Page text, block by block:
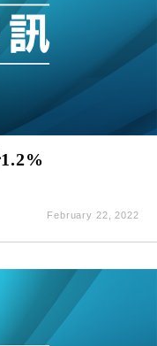
February 22, 2022